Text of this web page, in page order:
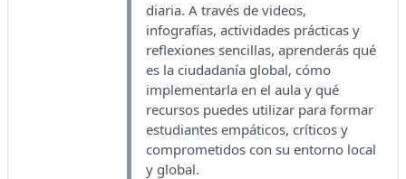
diaria. A través de videos,
infografías, actividades prácticas y
reflexiones sencillas, aprenderás qué
es la ciudadanía global, cómo
implementarla en el aula y qué
recursos puedes utilizar para formar
estudiantes empáticos, críticos y
comprometidos con su entorno local
y global.